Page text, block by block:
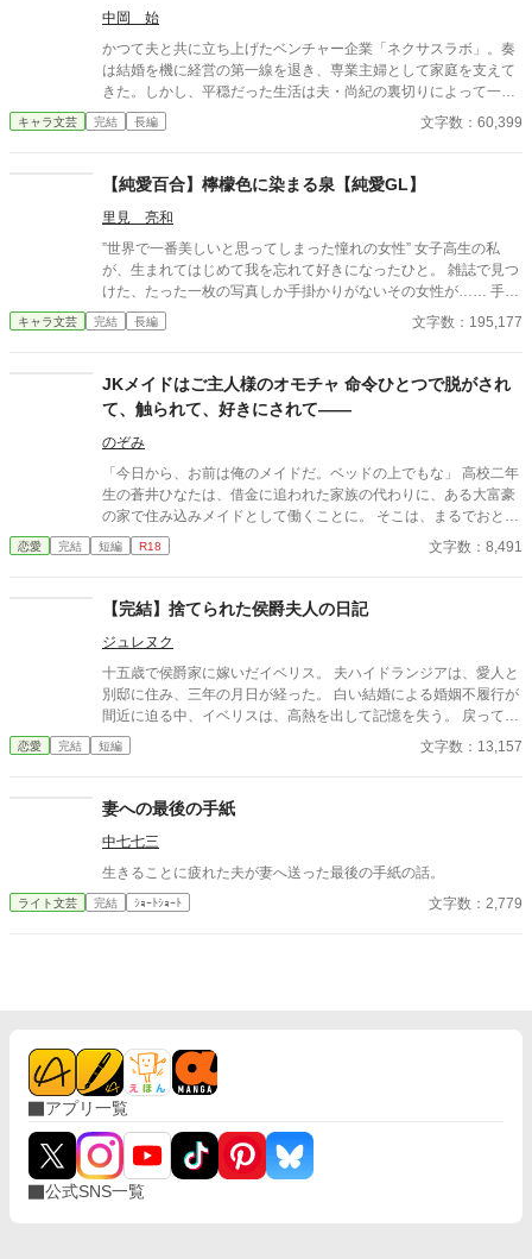
中岡 始
かつて夫と共に立ち上げたベンチャー企業「ネクサスラボ」。奏
は結婚を機に経営の第一線を退き、専業主婦として家庭を支えて
きた。しかし、平穏だった生活は夫・尚紀の裏切りによって一変
する。彼の部下であり不倫相手の優美が、会社を混乱に陥れつつ
あったのだ。 尚紀の冷たい態度と優美の挑発に苦しむ中、奏は再
め、かつての仲間や信頼できる協力者たちと連携しながら、会社
望を徹底的に打ち砕く覚悟でもあった。 取締役会での対決、揺れ
る社内外の信頼、そして壊れた夫婦の絆の果てに待つのは――。
自分の誇りと未来を取り戻すため、すべてを賭けて挑む奏の闘
い。復讐の果てに見える新たな希望と、繊細な人間ドラマが交錯
キャラ文芸 完結 長編 文字数：60,399
【純愛百合】檸檬色に染まる泉【純愛GL】
里見 亮和
”世界で一番美しいと思ってしまった憧れの女性” 女子高生の私
が、生まれてはじめて我を忘れて好きになったひと。 雑誌で見つ
けた、たった一枚の写真しか手掛かりがないその女性が…… 手な
んか届くはずがなかった憧れの女性が…… いま……私の目の前に
いる。 奇跡みたいな出会いは、優しいだけじゃ終わらない。 近づ
憧れの先にある“本当の答え”に辿り着くまでの、静かな純愛GL。
キャラ文芸 完結 長編 文字数：195,177
JKメイドはご主人様のオモチャ 命令ひとつで脱がされ
て、触られて、好きにされて――
のぞみ
「今日から、お前は俺のメイドだ。ベッドの上でもな」 高校二年
生の蒼井ひなたは、借金に追われた家族の代わりに、ある大富豪
の家で住み込みメイドとして働くことに。 そこは、まるでおとぎ
話に出てきそうな大きな洋館。 でも、そこで待っていたのは、同
じ高校に通うちょっと有名な男の子――完璧だけど性格が超ドS
しかも、彼の命令はちょっと普通じゃない。 「掃除だけじゃダメ
られるたび、耳元で囁かれるたび、心臓がバクバクする。 なの
に、ひなたの体はどんどん反応してしまって…。 怒ったり照れた
りしながらも、次第に蓮に惹かれていくひなた。 だけど、彼には
まだ知られていない秘密があって―― 「…ほんとは、ずっと前か
交差する、ちょっぴり危険な主従ラブストーリー。
恋愛 完結 短編 R18 文字数：8,491
【完結】捨てられた侯爵夫人の日記
ジュレヌク
十五歳で侯爵家に嫁いだイベリス。 夫ハイドランジアは、愛人と
別邸に住み、三年の月日が経った。 白い結婚による婚姻不履行が
間近に迫る中、イベリスは、高熱を出して記憶を失う。 戻ってき
た夫は、妻に仕える侍女アリッサムから、いない月日の間書き綴
られた日記を手渡される。 そこには、出会った日から自分を恋し
なり、美しく成長した妻を前に、ハイドランジアは、心が揺ら
ぐ。 自分への恋心を忘れてしまったとしても、これ程までに思っ
てくれていたのなら、また、愛を育めるのではないのか？ 様々な
人間の思いが交錯し、物語は、思わぬ方向へと進んでいく。
恋愛 完結 短編 文字数：13,157
妻への最後の手紙
中七七三
生きることに疲れた夫が妻へ送った最後の手紙の話。
ライト文芸 完結 ｼｮｰﾄｼｮｰﾄ 文字数：2,779
アプリ一覧
公式SNS一覧